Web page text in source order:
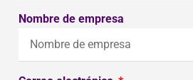
Nombre de empresa